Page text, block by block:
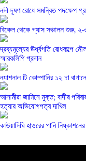
নদী দূষণ রোধে সমন্বিত পদক্ষেপ
বিকেল থেকে গ্যাস সঞ্চালন শুরু, ২-৩
দ্রব্যমূল্যের ঊর্ধ্বগতি রোধকল্পে
স্মারকলিপি প্রদান
ন্যাশনাল টি কোম্পানির ১২ চা
আসামীরা জামিনে মুক্ত; বাদীর
হত্যার অভিযোগপত্র দাখিল
কাউয়াদিঘি হাওরের পানি